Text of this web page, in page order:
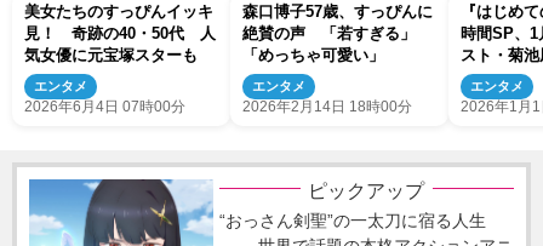
美女たちのすっぴんイッキ
見！ 奇跡の40・50代 人
気女優に元宝塚スターも
エンタメ
2026年6月4日 07時00分
森口博子57歳、すっぴんに
絶賛の声 「若すぎる」
「めっちゃ可愛い」
エンタメ
2026年2月14日 18時00分
『はじめ
時間SP、
スト・菊
（timelesz
貴重な幼
エンタメ
2026年1月
ピックアップ
“おっさん剣聖”の一太刀に宿る人生